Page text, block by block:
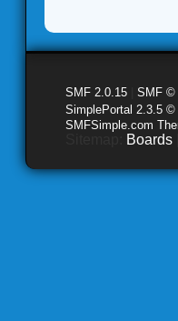
SMF 2.0.15 SMF ©
SimplePortal 2.3.5 ©
SMFSimple.com
Boards